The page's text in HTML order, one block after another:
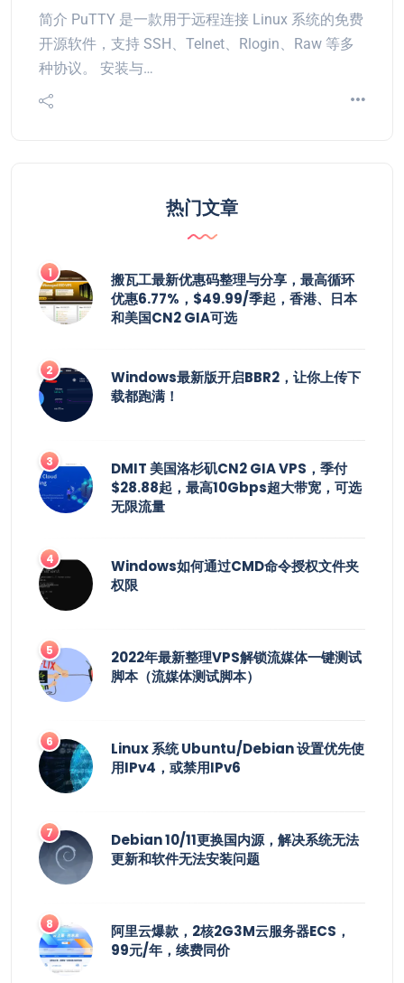
简介 PuTTY 是一款用于远程连接 Linux 系统的免费
开源软件，支持 SSH、Telnet、Rlogin、Raw 等多
种协议。 安装与…
热门文章
搬瓦工最新优惠码整理与分享，最高循环
优惠6.77%，$49.99/季起，香港、日本
和美国CN2 GIA可选
Windows最新版开启BBR2，让你上传下
载都跑满！
DMIT 美国洛杉矶CN2 GIA VPS，季付
$28.88起，最高10Gbps超大带宽，可选
无限流量
Windows如何通过CMD命令授权文件夹
权限
2022年最新整理VPS解锁流媒体一键测试
脚本（流媒体测试脚本）
Linux 系统 Ubuntu/Debian 设置优先使
用IPv4，或禁用IPv6
Debian 10/11更换国内源，解决系统无法
更新和软件无法安装问题
阿里云爆款，2核2G3M云服务器ECS，
99元/年，续费同价